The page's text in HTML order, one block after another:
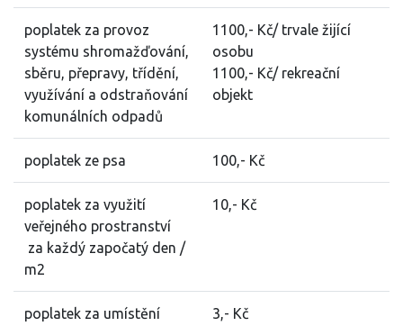
poplatek za provoz
systému shromažďování,
sběru, přepravy, třídění,
využívání a odstraňování
komunálních odpadů
1100,- Kč/ trvale žijící
osobu
1100,- Kč/ rekreační
objekt
poplatek ze psa 100,- Kč
poplatek za využití
veřejného prostranství
za každý započatý den /
m2
10,- Kč
poplatek za umístění
3,- Kč